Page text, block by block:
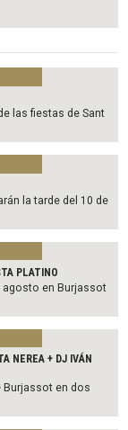
las fiestas de Sant
la tarde del 10 de
PLATINO
agosto en Burjassot
NEREA + DJ IVÁN
Burjassot en dos